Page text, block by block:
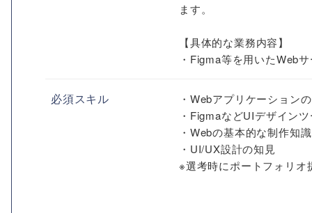
ます。
【具体的な業務内容】
・Figma等を用いたWeb
必須スキル
・Webアプリケーション
・FigmaなどUIデザイン
・Webの基本的な制作知
・UI/UX設計の知見
※選考時にポートフォリオ